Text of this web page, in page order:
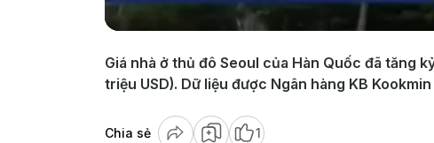
Giá nhà ở thủ đô Seoul của Hàn Quốc đã tăng
triệu USD). Dữ liệu được Ngân hàng KB
Chia sẻ 1